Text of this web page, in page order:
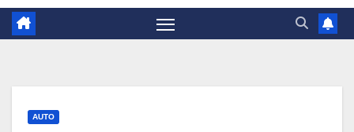
AUTO